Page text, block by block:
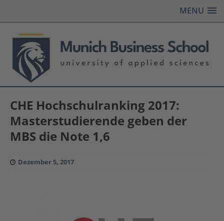
MENU
CHE Hochschulranking 2017:
Masterstudierende geben der
MBS die Note 1,6
Dezember 5, 2017